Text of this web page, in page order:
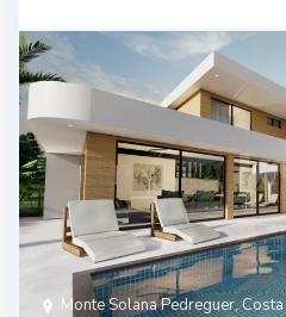
Monte Solana Pedreguer,